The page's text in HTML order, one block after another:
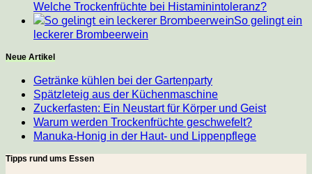
Welche Trockenfrüchte bei Histaminintoleranz?
So gelingt ein
leckerer Brombeerwein
Neue Artikel
Getränke kühlen bei der Gartenparty
Spätzleteig aus der Küchenmaschine
Zuckerfasten: Ein Neustart für Körper und Geist
Warum werden Trockenfrüchte geschwefelt?
Manuka-Honig in der Haut- und Lippenpflege
Tipps rund ums Essen